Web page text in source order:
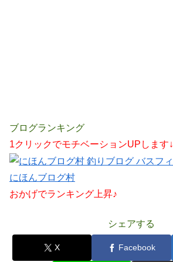
ブログランキング
1クリックでモチベーションUPします↓
にほんブログ村
おかげでランキング上昇♪
シェアする
X Facebook